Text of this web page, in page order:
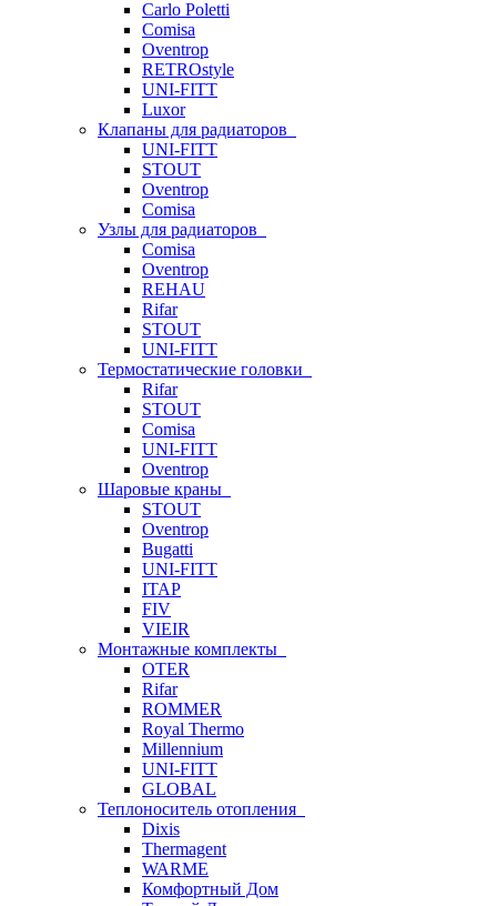
Carlo Poletti
Comisa
Oventrop
RETROstyle
UNI-FITT
Luxor
Клапаны для радиаторов
UNI-FITT
STOUT
Oventrop
Comisa
Узлы для радиаторов
Comisa
Oventrop
REHAU
Rifar
STOUT
UNI-FITT
Термостатические головки
Rifar
STOUT
Comisa
UNI-FITT
Oventrop
Шаровые краны
STOUT
Oventrop
Bugatti
UNI-FITT
ITAP
FIV
VIEIR
Монтажные комплекты
OTER
Rifar
ROMMER
Royal Thermo
Millennium
UNI-FITT
GLOBAL
Теплоноситель отопления
Dixis
Thermagent
WARME
Комфортный Дом